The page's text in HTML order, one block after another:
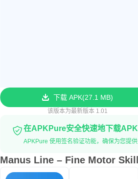
该版本为最新版本 1.01
下载 APK 27.1 MB
在APKPure安全快速地下载APK
APKPure 使用签名验证功能，确保为您提
Manus Line – Fine Motor